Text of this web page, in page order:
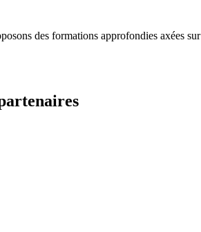
des formations approfondies axées sur